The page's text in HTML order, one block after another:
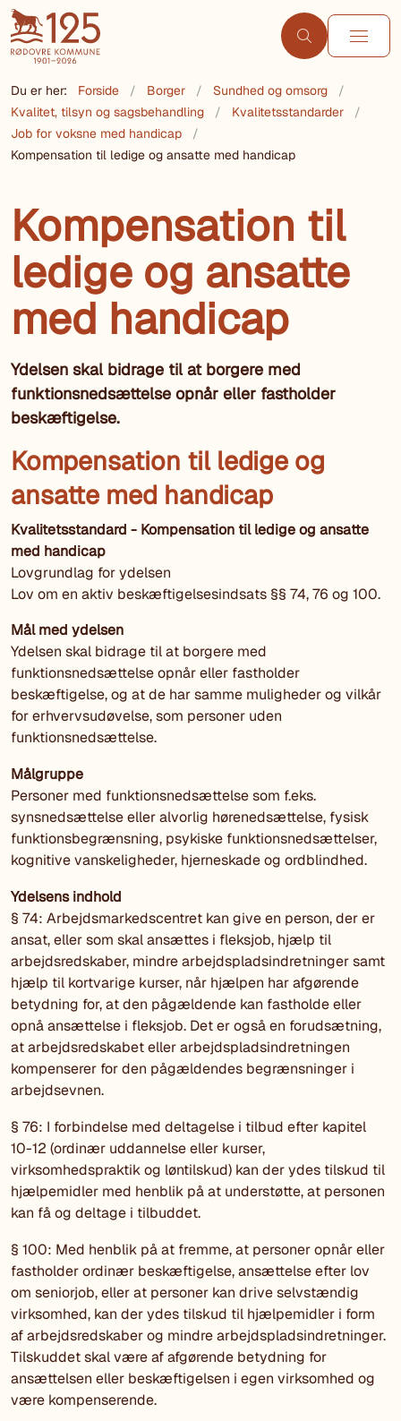
Du er her: Forside Borger
Sundhed og omsorg
Kvalitet, tilsyn og sagsbehandling
Kvalitetsstandarder
Job for voksne med handicap
Kompensation til ledige og ansatte med handicap
Kompensation til
ledige og ansatte
med handicap
Ydelsen skal bidrage til at borgere med
funktionsnedsættelse opnår eller fastholder
beskæftigelse.
Kompensation til ledige og
ansatte med handicap
Kvalitetsstandard - Kompensation til ledige og ansatte
med handicap
Lovgrundlag for ydelsen
Lov om en aktiv beskæftigelsesindsats §§ 74, 76 og 100.
Mål med ydelsen
Ydelsen skal bidrage til at borgere med
funktionsnedsættelse opnår eller fastholder
beskæftigelse, og at de har samme muligheder og vilkår
for erhvervsudøvelse, som personer uden
funktionsnedsættelse.
Målgruppe
Personer med funktionsnedsættelse som f.eks.
synsnedsættelse eller alvorlig hørenedsættelse, fysisk
funktionsbegrænsning, psykiske funktionsnedsættelser,
kognitive vanskeligheder, hjerneskade og ordblindhed.
Ydelsens indhold
§ 74: Arbejdsmarkedscentret kan give en person, der er
ansat, eller som skal ansættes i fleksjob, hjælp til
arbejdsredskaber, mindre arbejdspladsindretninger samt
hjælp til kortvarige kurser, når hjælpen har afgørende
betydning for, at den pågældende kan fastholde eller
opnå ansættelse i fleksjob. Det er også en forudsætning,
at arbejdsredskabet eller arbejdspladsindretningen
kompenserer for den pågældendes begrænsninger i
arbejdsevnen.
§ 76: I forbindelse med deltagelse i tilbud efter kapitel
10-12 (ordinær uddannelse eller kurser,
virksomhedspraktik og løntilskud) kan der ydes tilskud til
hjælpemidler med henblik på at understøtte, at personen
kan få og deltage i tilbuddet.
§ 100: Med henblik på at fremme, at personer opnår eller
fastholder ordinær beskæftigelse, ansættelse efter lov
om seniorjob, eller at personer kan drive selvstændig
virksomhed, kan der ydes tilskud til hjælpemidler i form
af arbejdsredskaber og mindre arbejdspladsindretninger.
Tilskuddet skal være af afgørende betydning for
ansættelsen eller beskæftigelsen i egen virksomhed og
være kompenserende.